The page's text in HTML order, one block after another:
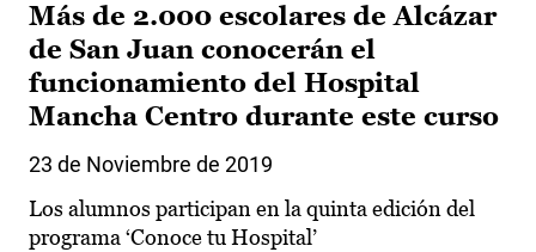
Más de 2.000 escolares de Alcázar
de San Juan conocerán el
funcionamiento del Hospital
Mancha Centro durante este curso
23 de Noviembre de 2019
Los alumnos participan en la quinta edición del
programa ‘Conoce tu Hospital’